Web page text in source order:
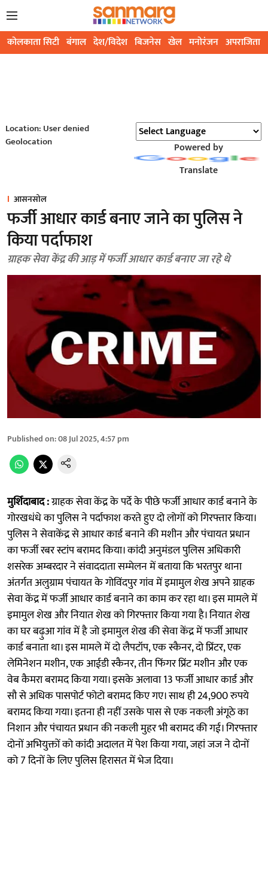
कोलकाता सिटी बंगाल देश/विदेश बिजनेस खेल मनोरंजन अपराजिता
Location: User denied
Geolocation
Powered by
Translate
आसनसोल
फर्जी आधार कार्ड बनाए जाने का पुलिस ने
किया पर्दाफाश
ग्राहक सेवा केंद्र की आड़ में फर्जी आधार कार्ड बनाए जा रहे थे
Published on:08 Jul 2025, 4:57 pm
मुर्शिदाबाद :ग्राहक सेवा केंद्र के पर्दे के पीछे फर्जी आधार कार्ड बनाने के
गोरखधंधे का पुलिस ने पर्दाफाश करते हुए दो लोगों को गिरफ्तार किया।
पुलिस ने सेवाकेंद्र से आधार कार्ड बनाने की मशीन और पंचायत प्रधान
का फर्जी रबर स्टांप बरामद किया। कांदी अनुमंडल पुलिस अधिकारी
शसरेक अम्बरदार ने संवाददाता सम्मेलन में बताया कि भरतपुर थाना
अंतर्गत अलुग्राम पंचायत के गोविंदपुर गांव में इमामुल शेख अपने ग्राहक
सेवा केंद्र में फर्जी आधार कार्ड बनाने का काम कर रहा था। इस मामले में
इमामुल शेख और नियात शेख को गिरफ्तार किया गया है। नियात शेख
का घर बढ़ुआ गांव में है जो इमामुल शेख की सेवा केंद्र में फर्जी आधार
कार्ड बनाता था। इस मामले में दो लैपटॉप, एक स्कैनर, दो प्रिंटर, एक
लेमिनेशन मशीन, एक आईडी स्कैनर, तीन फिंगर प्रिंट मशीन और एक
वेब कैमरा बरामद किया गया। इसके अलावा 13 फर्जी आधार कार्ड और
सौ से अधिक पासपोर्ट फोटो बरामद किए गए। साथ ही 24,900 रुपये
बरामद किया गया। इतना ही नहीं उसके पास से एक नकली अंगूठे का
निशान और पंचायत प्रधान की नकली मुहर भी बरामद की गई। गिरफ्तार
दोनों अभियुक्तों को कांदी अदालत में पेश किया गया, जहां जज ने दोनों
को 7 दिनों के लिए पुलिस हिरासत में भेज दिया।